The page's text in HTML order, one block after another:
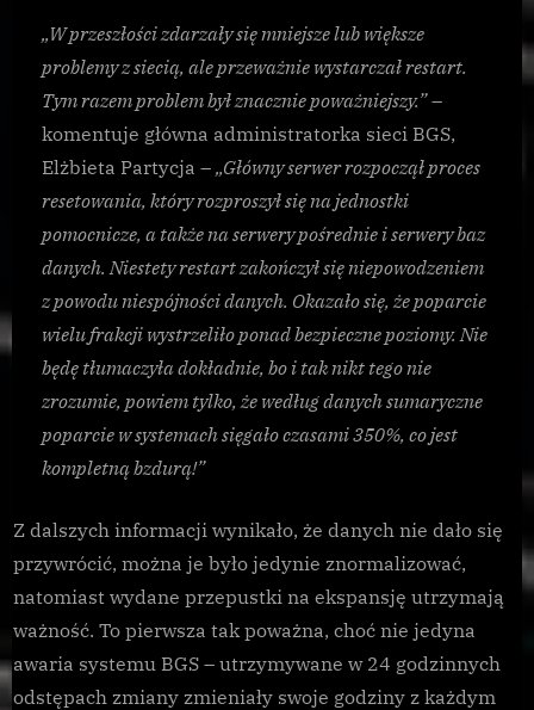
„W przeszłości zdarzały się mniejsze lub większe
problemy z siecią, ale przeważnie wystarczał restart.
Tym razem problem był znacznie poważniejszy.”–
komentuje główna administratorka sieci BGS,
Elżbieta Partycja – „Główny serwer rozpoczął proces
resetowania, który rozproszył się na jednostki
pomocnicze, a także na serwery pośrednie i serwery baz
danych. Niestety restart zakończył się niepowodzeniem
z powodu niespójności danych. Okazało się, że poparcie
wielu frakcji wystrzeliło ponad bezpieczne poziomy. Nie
będę tłumaczyła dokładnie, bo i tak nikt tego nie
zrozumie, powiem tylko, że według danych sumaryczne
poparcie w systemach sięgało czasami 350%, co jest
kompletną bzdurą!”
Z dalszych informacji wynikało, że danych nie dało się
przywrócić, można je było jedynie znormalizować,
natomiast wydane przepustki na ekspansję utrzymają
ważność. To pierwsza tak poważna, choć nie jedyna
awaria systemu BGS – utrzymywane w 24 godzinnych
odstępach zmiany zmieniały swoje godziny z każdym